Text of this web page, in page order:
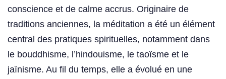
conscience et de calme accrus. Originaire de
traditions anciennes, la méditation a été un élément
central des pratiques spirituelles, notamment dans
le bouddhisme, l’hindouisme, le taoïsme et le
jaïnisme. Au fil du temps, elle a évolué en une